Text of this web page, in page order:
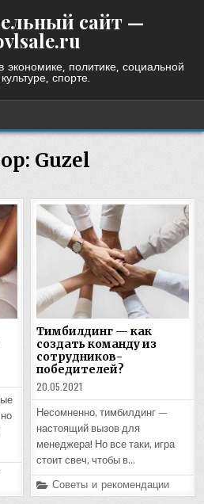
сайт —
политике, социальной
спорте.
Guzel
Тимбилдинг — как
создать команду из
сотрудников-
победителей?
20.05.2021
Несомненно, тимбилдинг —
настоящий вызов для
менеджера! Но все таки, игра
стоит свеч, чтобы в…
Posted
in
Советы и рекомендации